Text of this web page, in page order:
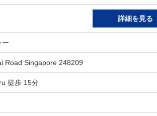
詳細を見る
ー
Road Singapore 248209
徒歩 15分